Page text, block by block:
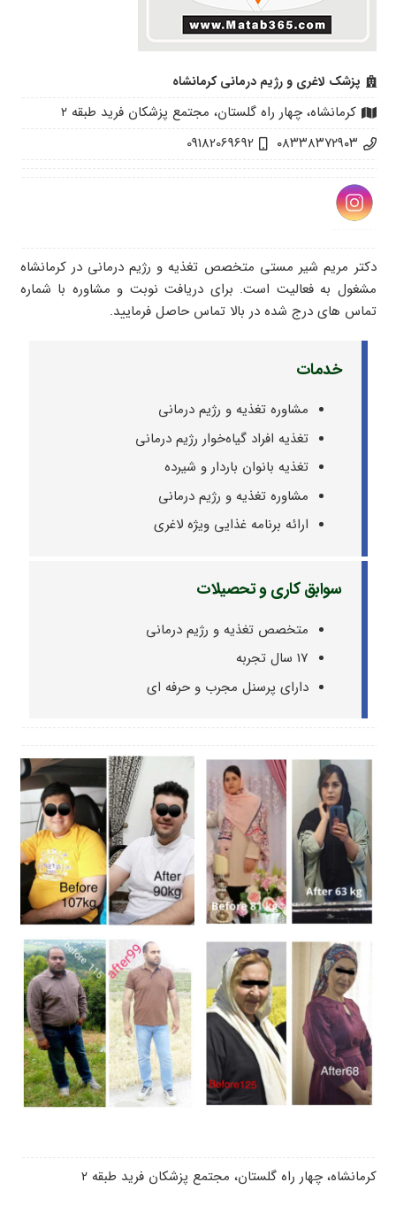
پزشک لاغری و رژیم درمانی کرمانشاه
كرمانشاه، چهار راه گلستان، مجتمع پزشكان فريد طبقه ٢
٠٨٣٣٨٣٧٢٩٠٣
09182069692
دکتر مریم شیر مستی متخصص تغذیه و رژیم درمانی در کرمانشاه
مشغول به فعالیت است. برای دریافت نوبت و مشاوره با شماره
تماس های درج شده در بالا تماس حاصل فرمایید.
خدمات
مشاوره تغذیه و رژیم درمانی
تغذیه افراد گیاه‌خوار رژیم درمانی
تغذیه بانوان باردار و شیرده
مشاوره تغذیه و رژیم درمانی
ارائه برنامه غذایی ویژه لاغری
سوابق کاری و تحصیلات
متخصص تغذیه و رژیم درمانی
17 سال تجربه
دارای پرسنل مجرب و حرفه ای
كرمانشاه، چهار راه گلستان، مجتمع پزشكان فريد طبقه ٢